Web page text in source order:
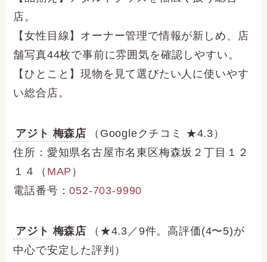
店。
【女性目線】オーナー管理で情報が新しめ、店
舗写真44枚で事前に雰囲気を確認しやすい。
【ひとこと】現物を見て選びたい人に使いやす
い総合店。
アジト 梅森店
（Googleクチコミ ★4.3）
住所：愛知県名古屋市名東区梅森坂２丁目１２
１４（ MAP ）
電話番号：052-703-9990
アジト 梅森店
（★4.3／9件。高評価(4〜5)が
中心で安定した評判）